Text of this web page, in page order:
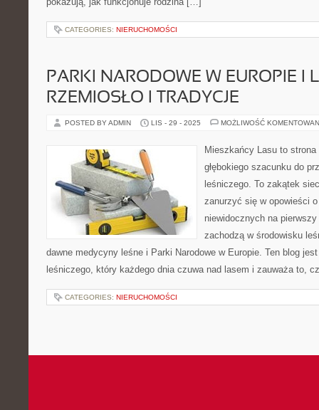
CATEGORIES: NIERUCHOMOŚCI
PARKI NARODOWE W EUROPIE I
RZEMIOSŁO I TRADYCJE
POSTED BY ADMIN LIS - 29 - 2025 MOŻLIWOŚĆ
Mieszkańcy Lasu to
głębokiego szacunku do
leśniczego. To zakątek
zanurzyć się w opowieści
niewidocznych na
zachodzą w środowisku
dawne medycyny leśne i Parki Narodowe w Europie. Ten blog
leśniczego, który każdego dnia czuwa nad lasem i zauważa to,
CATEGORIES: NIERUCHOMOŚCI